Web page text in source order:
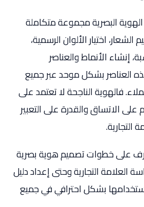
البصرية مجموعة متكاملة
اختيار الألوان الرسمية،
إنشاء الأنماط والعناصر
العناصر بشكل موحد عبر جميع
فالهوية الناجحة لا تعتمد على
الاتساق والقدرة على التعبير
التجارية.
على خطوات تصميم هوية بصرية
العلامة التجارية وحتى إعداد دليل
بشكل احترافي في جميع